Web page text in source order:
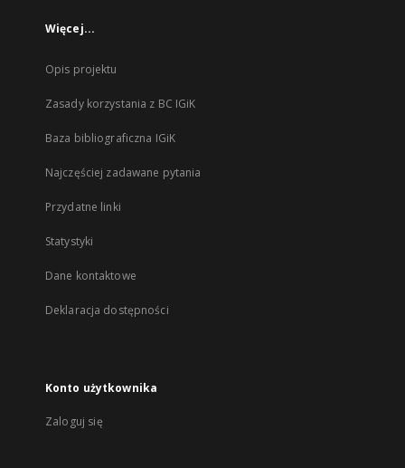
Więcej...
Opis projektu
Zasady korzystania z BC IGiK
Baza bibliograficzna IGiK
Najczęściej zadawane pytania
Przydatne linki
Statystyki
Dane kontaktowe
Deklaracja dostępności
Konto użytkownika
Zaloguj się